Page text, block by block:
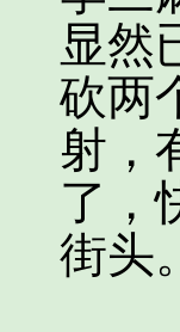
显然
砍两
射，
了，
街头。